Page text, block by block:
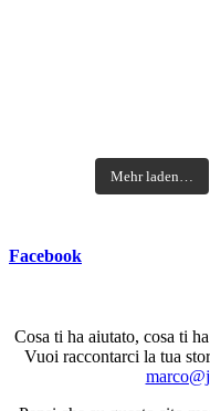
Mehr laden…
Facebook
Cosa ti ha aiutato, cosa ti
Vuoi raccontarci la tua